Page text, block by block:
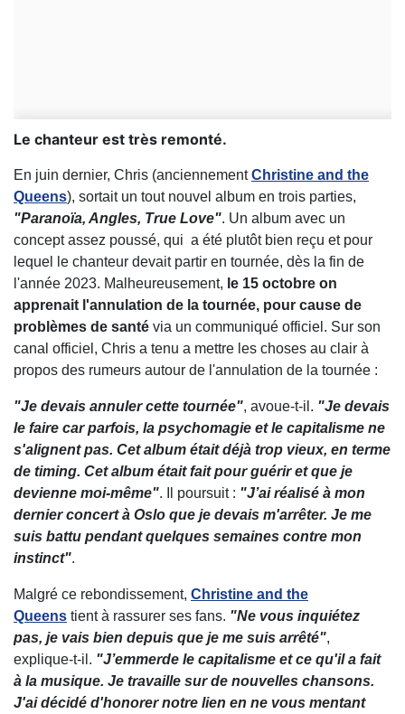
Le chanteur est très remonté.
En juin dernier, Chris (anciennementChristine and the
Queens), sortait un tout nouvel album en trois parties,
"Paranoïa, Angles, True Love". Un album avec un
concept assez poussé, qui a été plutôt bien reçu et pour
lequel le chanteur devait partir en tournée, dès la fin de
l'année 2023. Malheureusement, le 15 octobre on
apprenait l'annulation de la tournée, pour cause de
problèmes de santé via un communiqué officiel. Sur son
canal officiel, Chris a tenu a mettre les choses au clair à
propos des rumeurs autour de l'annulation de la tournée :
"Je devais annuler cette tournée", avoue-t-il. "Je devais
le faire car parfois, la psychomagie et le capitalisme ne
s'alignent pas. Cet album était déjà trop vieux, en terme
de timing. Cet album était fait pour guérir et que je
devienne moi-même". Il poursuit : "J’ai réalisé à mon
dernier concert à Oslo que je devais m'arrêter. Je me
suis battu pendant quelques semaines contre mon
instinct".
Malgré ce rebondissement, Christine and the
Queens tient à rassurer ses fans. "Ne vous inquiétez
pas, je vais bien depuis que je me suis arrêté",
explique-t-il. "J’emmerde le capitalisme et ce qu'il a fait
à la musique. Je travaille sur de nouvelles chansons.
J'ai décidé d'honorer notre lien en ne vous mentant